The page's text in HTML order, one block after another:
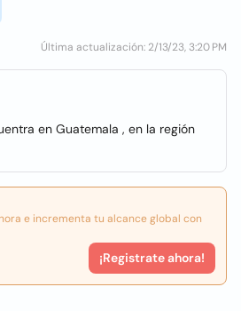
Última actualización: 2/13/23, 3:20 PM
en Guatemala , en la región
e incrementa tu alcance global con
¡Registrate ahora!